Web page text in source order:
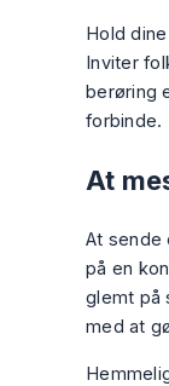
Hold
Inviter
berøring
forbinde.
At
At sende
på en
glemt på
med at